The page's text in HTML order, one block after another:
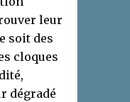
leur
soit des
cloques
dégradé